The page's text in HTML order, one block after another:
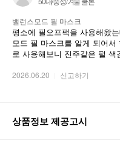
밸런스모드 필 마스크
평소에 필오프팩을 사용해왔
모드 필 마스크를 알게 되어
로 사용해보니 진주같은 펄
부 고민이 많은데 사용하고 나
2026.06.20 신고하기
상품정보 제공고시